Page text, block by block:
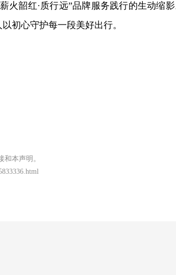
火韶红· 质行远”品牌服务践行的生动缩影
初心守护每一段美好出行。
本声明。